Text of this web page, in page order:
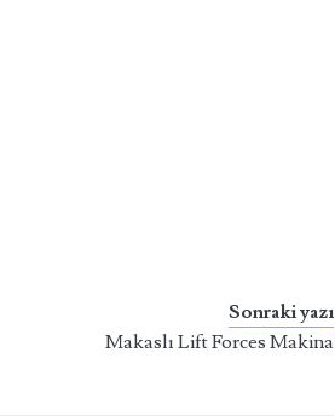
Sonraki yazı
Makaslı Lift Forces Makina